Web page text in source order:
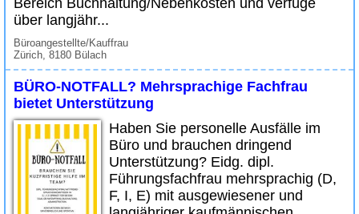
Bereich Buchhaltung/Nebenkosten und verfüge
über langjähr...
Büroangestellte/Kauffrau
Zürich, 8180 Bülach
BÜRO-NOTFALL? Mehrsprachige Fachfrau
bietet Unterstützung
Haben Sie personelle Ausfälle im
Büro und brauchen dringend
Unterstützung? Eidg. dipl.
Führungsfachfrau mehrsprachig (D,
F, I, E) mit ausgewiesener und